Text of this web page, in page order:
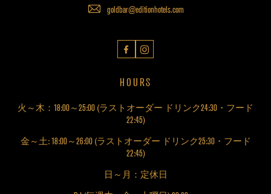
goldbar@editionhotels.com
FacebookInstagram
HOURS
火～木：18:00～25:00 (ラストオーダー ドリンク24:30・フード
22:45)
金～土: 18:00～26:00 (ラストオーダー ドリンク25:30・フード
22:45)
日～月：定休日